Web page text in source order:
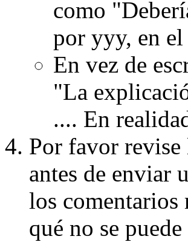
como
por yyy, en
En vez de
"La
.... En
Por favor revise
antes de enviar
los comentarios
qué no se